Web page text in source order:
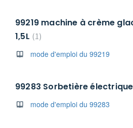
99219 machine à crème
1,5L 1
mode d'emploi du 99219
99283 Sorbetière électrique
mode d'emploi du 99283